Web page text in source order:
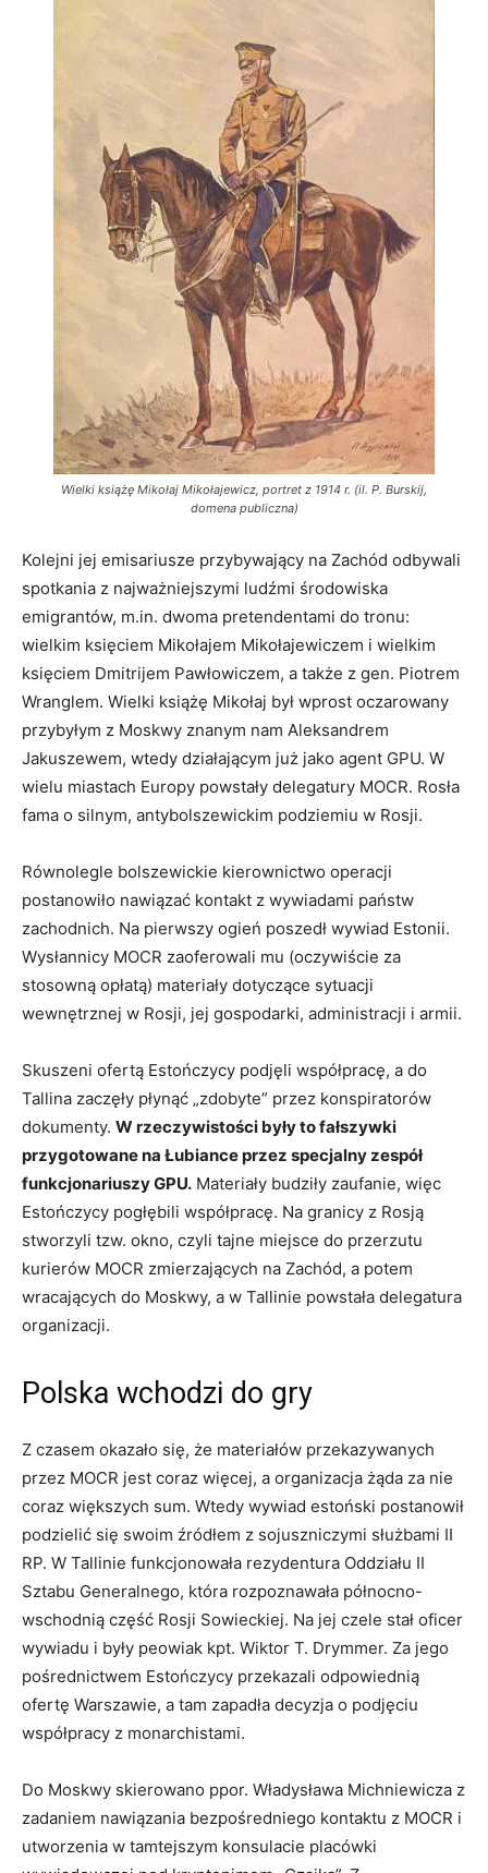
Wielki książę Mikołaj Mikołajewicz, portret z 1914 r. (il. P. Burskij,
domena publiczna)
Kolejni jej emisariusze przybywający na Zachód odbywali
spotkania z najważniejszymi ludźmi środowiska
emigrantów, m.in. dwoma pretendentami do tronu:
wielkim księciem Mikołajem Mikołajewiczem i wielkim
księciem Dmitrijem Pawłowiczem, a także z gen. Piotrem
Wranglem. Wielki książę Mikołaj był wprost oczarowany
przybyłym z Moskwy znanym nam Aleksandrem
Jakuszewem, wtedy działającym już jako agent GPU. W
wielu miastach Europy powstały delegatury MOCR. Rosła
fama o silnym, antybolszewickim podziemiu w Rosji.
Równolegle bolszewickie kierownictwo operacji
postanowiło nawiązać kontakt z wywiadami państw
zachodnich. Na pierwszy ogień poszedł wywiad Estonii.
Wysłannicy MOCR zaoferowali mu (oczywiście za
stosowną opłatą) materiały dotyczące sytuacji
wewnętrznej w Rosji, jej gospodarki, administracji i armii.
Skuszeni ofertą Estończycy podjęli współpracę, a do
Tallina zaczęły płynąć „zdobyte” przez konspiratorów
dokumenty. W rzeczywistości były to fałszywki
przygotowane na Łubiance przez specjalny zespół
funkcjonariuszy GPU. Materiały budziły zaufanie, więc
Estończycy pogłębili współpracę. Na granicy z Rosją
stworzyli tzw. okno, czyli tajne miejsce do przerzutu
kurierów MOCR zmierzających na Zachód, a potem
wracających do Moskwy, a w Tallinie powstała delegatura
organizacji.
Polska wchodzi do gry
Z czasem okazało się, że materiałów przekazywanych
przez MOCR jest coraz więcej, a organizacja żąda za nie
coraz większych sum. Wtedy wywiad estoński postanowił
podzielić się swoim źródłem z sojuszniczymi służbami II
RP. W Tallinie funkcjonowała rezydentura Oddziału II
Sztabu Generalnego, która rozpoznawała północno-
wschodnią część Rosji Sowieckiej. Na jej czele stał oficer
wywiadu i były peowiak kpt. Wiktor T. Drymmer. Za jego
pośrednictwem Estończycy przekazali odpowiednią
ofertę Warszawie, a tam zapadła decyzja o podjęciu
współpracy z monarchistami.
Do Moskwy skierowano ppor. Władysława Michniewicza z
zadaniem nawiązania bezpośredniego kontaktu z MOCR i
utworzenia w tamtejszym konsulacie placówki